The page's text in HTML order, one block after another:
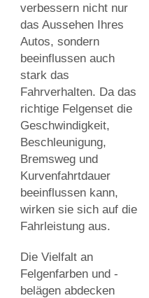
verbessern nicht nur
das Aussehen Ihres
Autos, sondern
beeinflussen auch
stark das
Fahrverhalten. Da das
richtige Felgenset die
Geschwindigkeit,
Beschleunigung,
Bremsweg und
Kurvenfahrtdauer
beeinflussen kann,
wirken sie sich auf die
Fahrleistung aus.
Die Vielfalt an
Felgenfarben und -
belägen abdecken